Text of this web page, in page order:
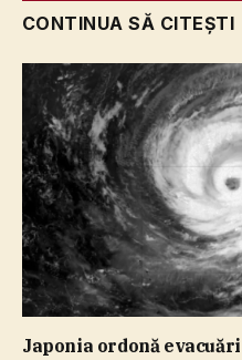
CONTINUA SĂ CITEȘTI
Japonia ordonă